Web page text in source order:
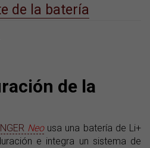
de la batería
de la
Neousa una batería de Li+
e integra un sistema de